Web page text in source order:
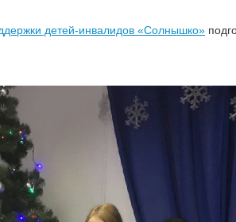
детей-инвалидов «Солнышко»